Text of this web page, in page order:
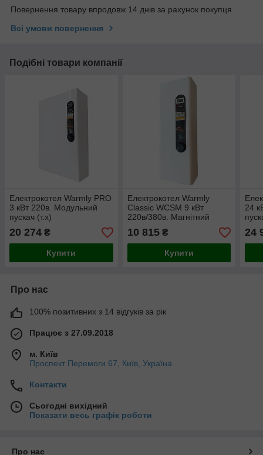
Повернення товару впродовж 14 днів за рахунок покупця
Всі умови повернення
Подібні товари компанії
Електрокотел Warmly PRO
3 кВт 220в. Модульний
пускач (т.х)
20 274 ₴
Купити
Електрокотел Warmly
Classic WCSM 9 кВт
220в/380в. Магнітний
пускач
10 815₴
Купити
24
24
Про нас
100% позитивних з 14 відгуків за рік
Працює з 27.09.2018
м. Київ
Проспект Перемоги 67, Київ, Україна
Контакти
Сьогодні вихідний
Показати весь графік роботи
Про нас